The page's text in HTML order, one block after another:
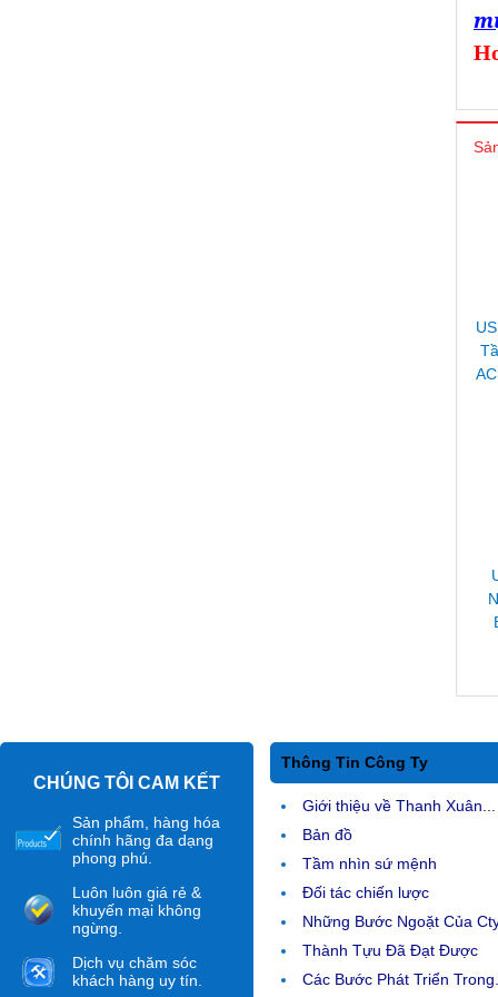
CHÚNG TÔI CAM KẾT
Sản phẩm, hàng hóa
chính hãng đa dạng
phong phú.
Luôn luôn giá rẻ &
khuyến mại không
ngừng.
Dịch vụ chăm sóc
khách hàng uy tín.
Thông Tin Công Ty
Giới thiệu về Thanh Xuân...
Bản đồ
Tầm nhìn sứ mệnh
Đối tác chiến lược
Những Bước Ngoặt Của
Thành Tựu Đã Đạt Được
Các Bước Phát Triển